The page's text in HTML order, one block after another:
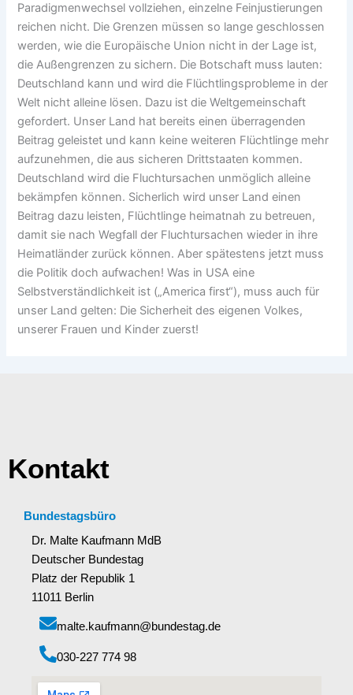
Paradigmenwechsel vollziehen, einzelne Feinjustierungen
reichen nicht. Die Grenzen müssen so lange geschlossen
werden, wie die Europäische Union nicht in der Lage ist,
die Außengrenzen zu sichern. Die Botschaft muss lauten:
Deutschland kann und wird die Flüchtlingsprobleme in der
Welt nicht alleine lösen. Dazu ist die Weltgemeinschaft
gefordert. Unser Land hat bereits einen überragenden
Beitrag geleistet und kann keine weiteren Flüchtlinge mehr
aufzunehmen, die aus sicheren Drittstaaten kommen.
Deutschland wird die Fluchtursachen unmöglich alleine
bekämpfen können. Sicherlich wird unser Land einen
Beitrag dazu leisten, Flüchtlinge heimatnah zu betreuen,
damit sie nach Wegfall der Fluchtursachen wieder in ihre
Heimatländer zurück können. Aber spätestens jetzt muss
die Politik doch aufwachen! Was in USA eine
Selbstverständlichkeit ist („America first“), muss auch für
unser Land gelten: Die Sicherheit des eigenen Volkes,
unserer Frauen und Kinder zuerst!
Kontakt
Bundestagsbüro
Dr. Malte Kaufmann MdB
Deutscher Bundestag
Platz der Republik 1
11011 Berlin
malte.kaufmann@bundestag.de
‭030-227 774 98‬